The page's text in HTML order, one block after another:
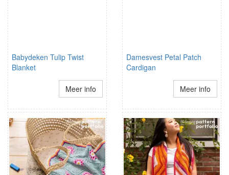
Babydeken Tulip Twist
Blanket
Meer info
Damesvest Petal Patch
Cardigan
Meer info